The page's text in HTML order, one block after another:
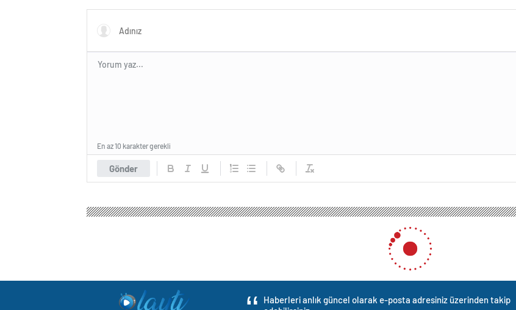
Gönder
En az 10 karakter gerekli
Haberleri anlık güncel olarak e-posta adresiniz üzerinden takip